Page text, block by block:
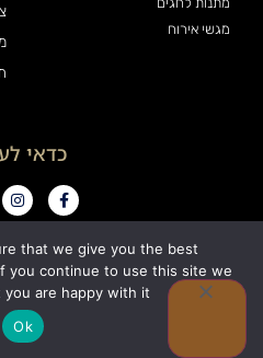
מגשי אירוח
כדאי
כל הזכויות שמורות
that we give you the best
you continue to use this site we
are happy with it.
Ok